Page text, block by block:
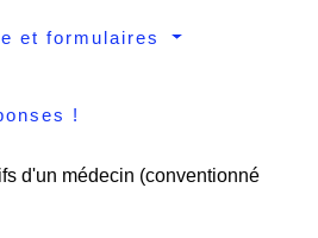
et formulaires
!
d'un médecin (conventionné